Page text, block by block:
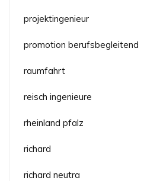
projektingenieur
promotion berufsbegleitend
raumfahrt
reisch ingenieure
rheinland pfalz
richard
richard neutra